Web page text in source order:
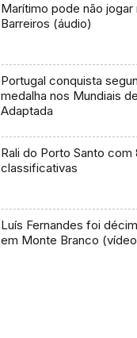
Marítimo pode não jogar
Barreiros (áudio)
Portugal conquista
medalha nos Mundiais
Adaptada
Rali do Porto Santo com
classificativas
Luís Fernandes foi
em Monte Branco